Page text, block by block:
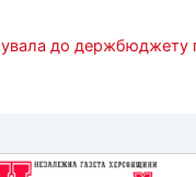
до держбюджету